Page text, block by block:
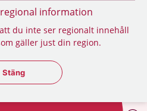
information
du inte ser regionalt innehåll
gäller just din region.
Stäng regionsväljaren
Stäng